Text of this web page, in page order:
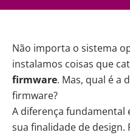
Não importa o sistema
instalamos coisas que
firmware. Mas, qual é a
firmware?
A diferença fundamental
sua finalidade de